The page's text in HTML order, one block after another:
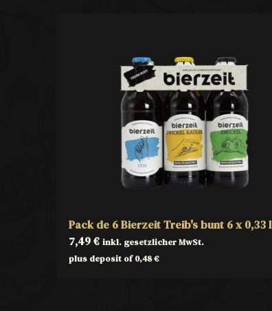
Pack de 6 Bierzeit Treib's bunt 6 x 0,33 l
7,49€ inkl. gesetzlicher MwSt.
plus deposit of0,48€